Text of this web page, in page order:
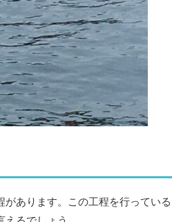
あります。この工程を行っている